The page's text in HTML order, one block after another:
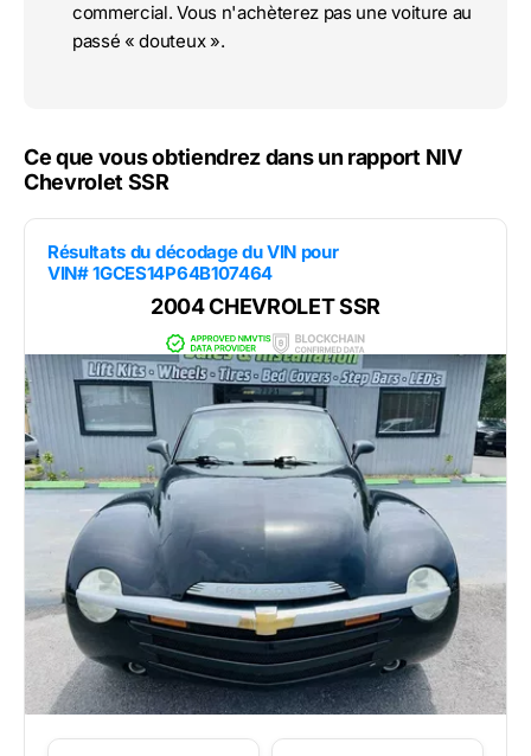
commercial. Vous n'achèterez pas une voiture au
passé « douteux ».
Ce que vous obtiendrez dans un rapport NIV
Chevrolet SSR
Résultats du décodage du VIN pour
VIN# 1GCES14P64B107464
2004 CHEVROLET SSR